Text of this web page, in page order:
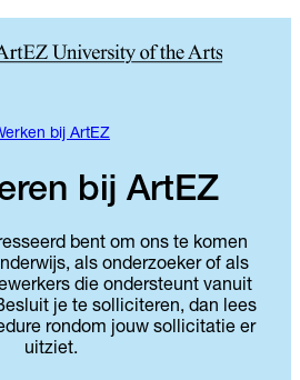
bij ArtEZ
bij ArtEZ
bent om ons te komen
als onderzoeker of als
die ondersteunt vanuit
je te solliciteren, dan lees
rondom jouw sollicitatie er
uitziet.